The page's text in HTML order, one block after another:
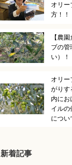
オリー
方！！
【農
ブの管
い）！
オリー
がりす
内にお
イルの
につい
新着記事